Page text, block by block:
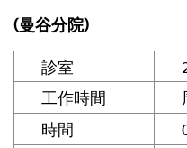
(曼谷分院)
診室
工作時間
時間